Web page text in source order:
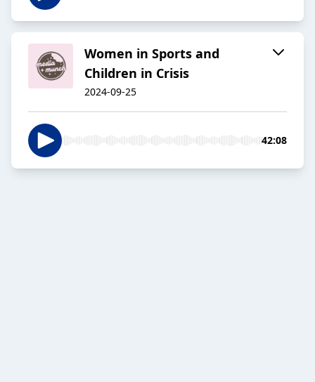
Women in Sports and
Children in Crisis
2024-09-25
42:08